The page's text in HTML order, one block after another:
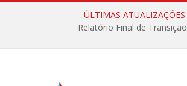
ÚLTIMAS ATUALIZAÇÕES:
Relatório Final de Transição